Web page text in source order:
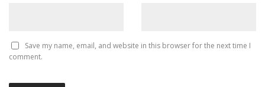
Save my name, email, and website in this browser for the next time I
comment.